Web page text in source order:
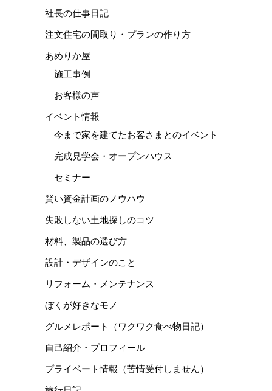
社長の仕事日記
注文住宅の間取り・プランの作り方
あめりか屋
施工事例
お客様の声
イベント情報
今まで家を建てたお客さまとのイベント
完成見学会・オープンハウス
セミナー
賢い資金計画のノウハウ
失敗しない土地探しのコツ
材料、製品の選び方
設計・デザインのこと
リフォーム・メンテナンス
ぼくが好きなモノ
グルメレポート（ワクワク食べ物日記）
自己紹介・プロフィール
プライベート情報（苦情受付しません）